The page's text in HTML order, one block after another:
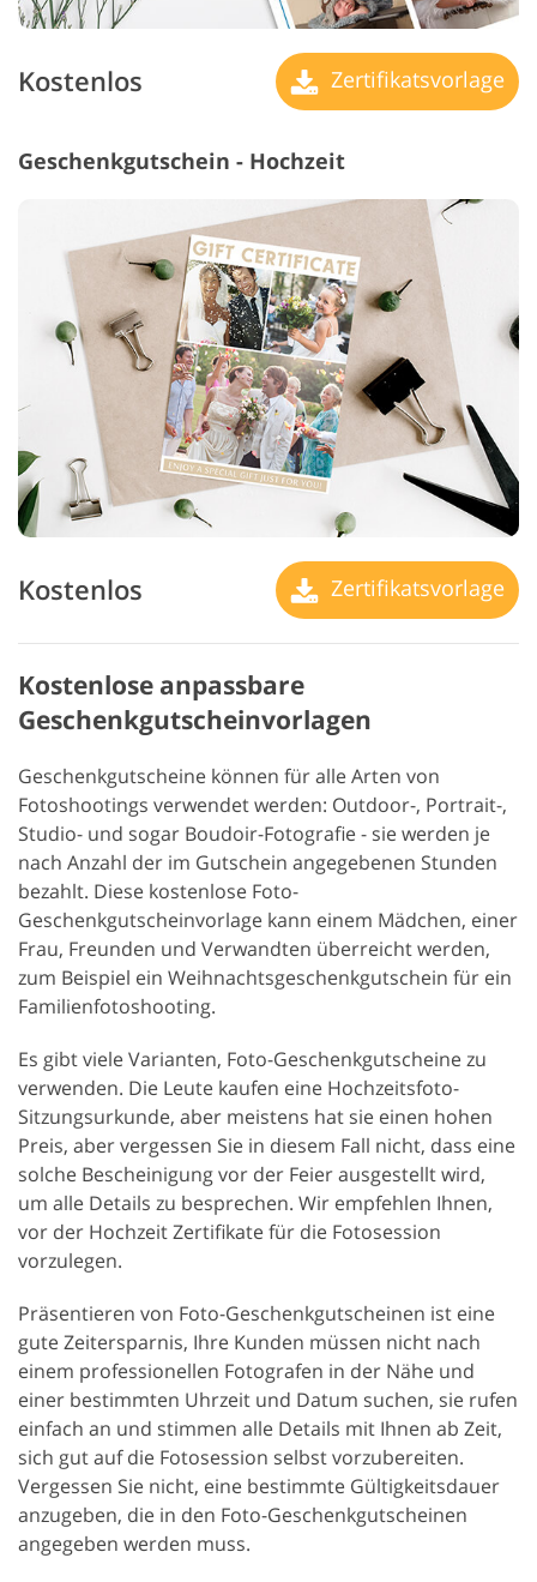
Kostenlos Zertifikatsvorlage
Geschenkgutschein - Hochzeit
Kostenlos Zertifikatsvorlage
Kostenlose anpassbare
Geschenkgutscheinvorlagen
Geschenkgutscheine können für alle Arten von
Fotoshootings verwendet werden: Outdoor-, Portrait-,
Studio- und sogar Boudoir-Fotografie - sie werden je
nach Anzahl der im Gutschein angegebenen Stunden
bezahlt. Diese kostenlose Foto-
Geschenkgutscheinvorlage kann einem Mädchen, einer
Frau, Freunden und Verwandten überreicht werden,
zum Beispiel ein Weihnachtsgeschenkgutschein für ein
Familienfotoshooting.
Es gibt viele Varianten, Foto-Geschenkgutscheine zu
verwenden. Die Leute kaufen eine Hochzeitsfoto-
Sitzungsurkunde, aber meistens hat sie einen hohen
Preis, aber vergessen Sie in diesem Fall nicht, dass eine
solche Bescheinigung vor der Feier ausgestellt wird,
um alle Details zu besprechen. Wir empfehlen Ihnen,
vor der Hochzeit Zertifikate für die Fotosession
vorzulegen.
Präsentieren von Foto-Geschenkgutscheinen ist eine
gute Zeitersparnis, Ihre Kunden müssen nicht nach
einem professionellen Fotografen in der Nähe und
einer bestimmten Uhrzeit und Datum suchen, sie rufen
einfach an und stimmen alle Details mit Ihnen ab Zeit,
sich gut auf die Fotosession selbst vorzubereiten.
Vergessen Sie nicht, eine bestimmte Gültigkeitsdauer
anzugeben, die in den Foto-Geschenkgutscheinen
angegeben werden muss.